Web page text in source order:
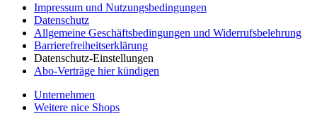
Impressum und Nutzungsbedingungen
Datenschutz
Allgemeine Geschäftsbedingungen und Widerrufsbelehrung
Barrierefreiheitserklärung
Datenschutz-Einstellungen
Abo-Verträge hier kündigen
Unternehmen
Weitere nice Shops